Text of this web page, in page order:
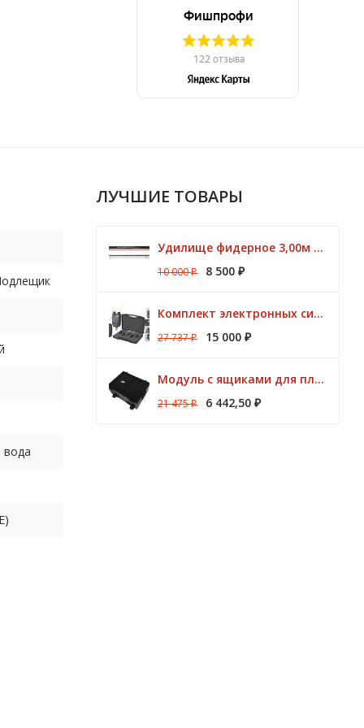
ЛУЧШИЕ ТОВАРЫ
Удилище фидерное 3,00м Argon Feeder MT 50gr Browning
10 000₽ 8 500 ₽
Комплект электронных сигнализаторов TRAPER Prestige 4+1
27 737₽ 15 000 ₽
Модуль с ящиками для платформ Preston ONBOX
21 475₽ 6 442,50 ₽
вода